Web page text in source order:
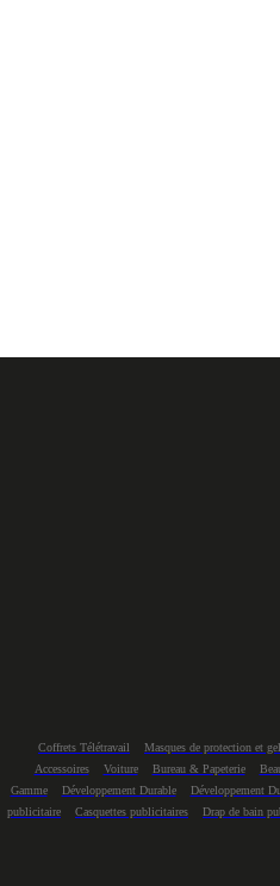
Coffrets Télétravail Masques de protection et
Accessoires
Voiture Bureau & Papeterie
Gamme
Développement Durable Développement
publicitaire
Casquettes publicitaires Drap de bain